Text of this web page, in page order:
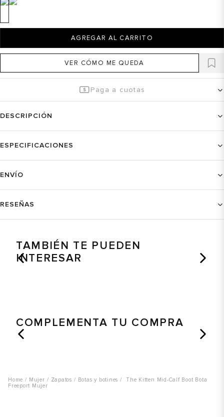
AGREGAR AL CARRITO
VER CÓMO ME QUEDA
Paga a cuotas
DESCRIPCIÓN
ESPECIFICACIONES
ENVÍO
RESEÑAS
TAMBIÉN TE PUEDEN
INTERESAR
COMPLEMENTA TU COMPRA
Mujer Zapatos Botas y botines
The Kitten Mid-Calf Boot Bota
Freeport Mujer